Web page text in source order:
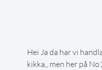
Hei Ja da har vi
kikka,, men her på